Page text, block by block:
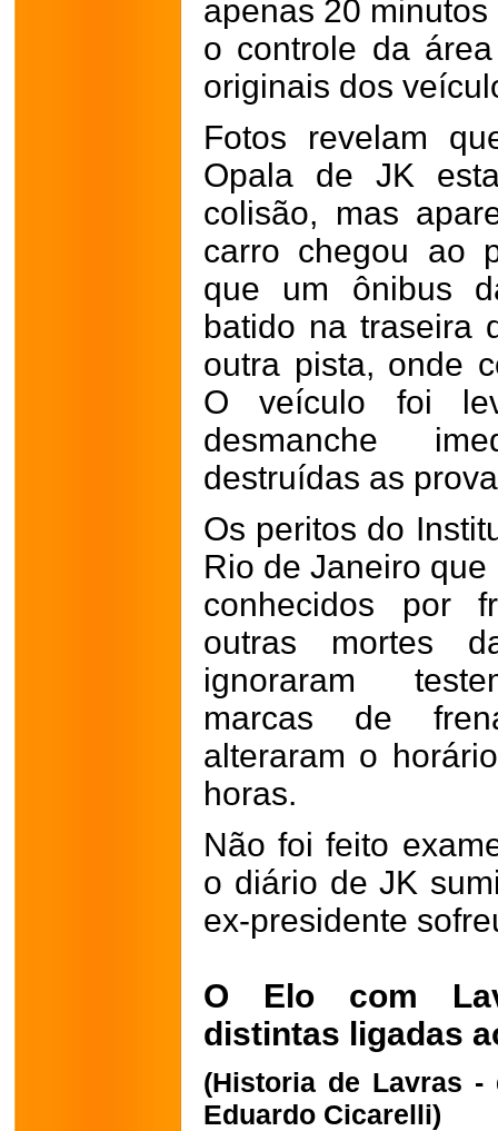
apenas 20
o controle da
originais dos
Fotos revelam
Opala de JK
colisão, mas
carro chegou ao
que um ônibus
batido na traseira
outra pista, onde
O veículo foi
desmanche
destruídas as
Os peritos do
Rio de Janeiro
conhecidos por
outras mortes
ignoraram
marcas de
alteraram o
horas.
Não foi feito
o diário de JK
ex-presidente
O Elo com
distintas ligadas
(Historia de Lavras -
Eduardo Cicarelli)